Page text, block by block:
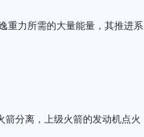
重力所需的大量能量，其推进系
分离，上级火箭的发动机点火